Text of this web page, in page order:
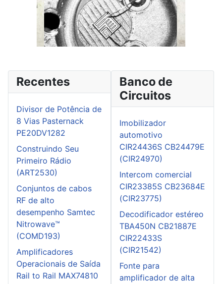
Recentes
Divisor de Potência de
8 Vias Pasternack
PE20DV1282
Construindo Seu
Primeiro Rádio
(ART2530)
Conjuntos de cabos
RF de alto
desempenho Samtec
Nitrowave™
(COMD193)
Amplificadores
Operacionais de Saída
Rail to Rail MAX74810
Banco de
Circuitos
Imobilizador
automotivo
CIR24436S CB24479E
(CIR24970)
Intercom comercial
CIR23385S CB23684E
(CIR23775)
Decodificador estéreo
TBA450N CB21887E
CIR22433S
(CIR21542)
Fonte para
amplificador de alta